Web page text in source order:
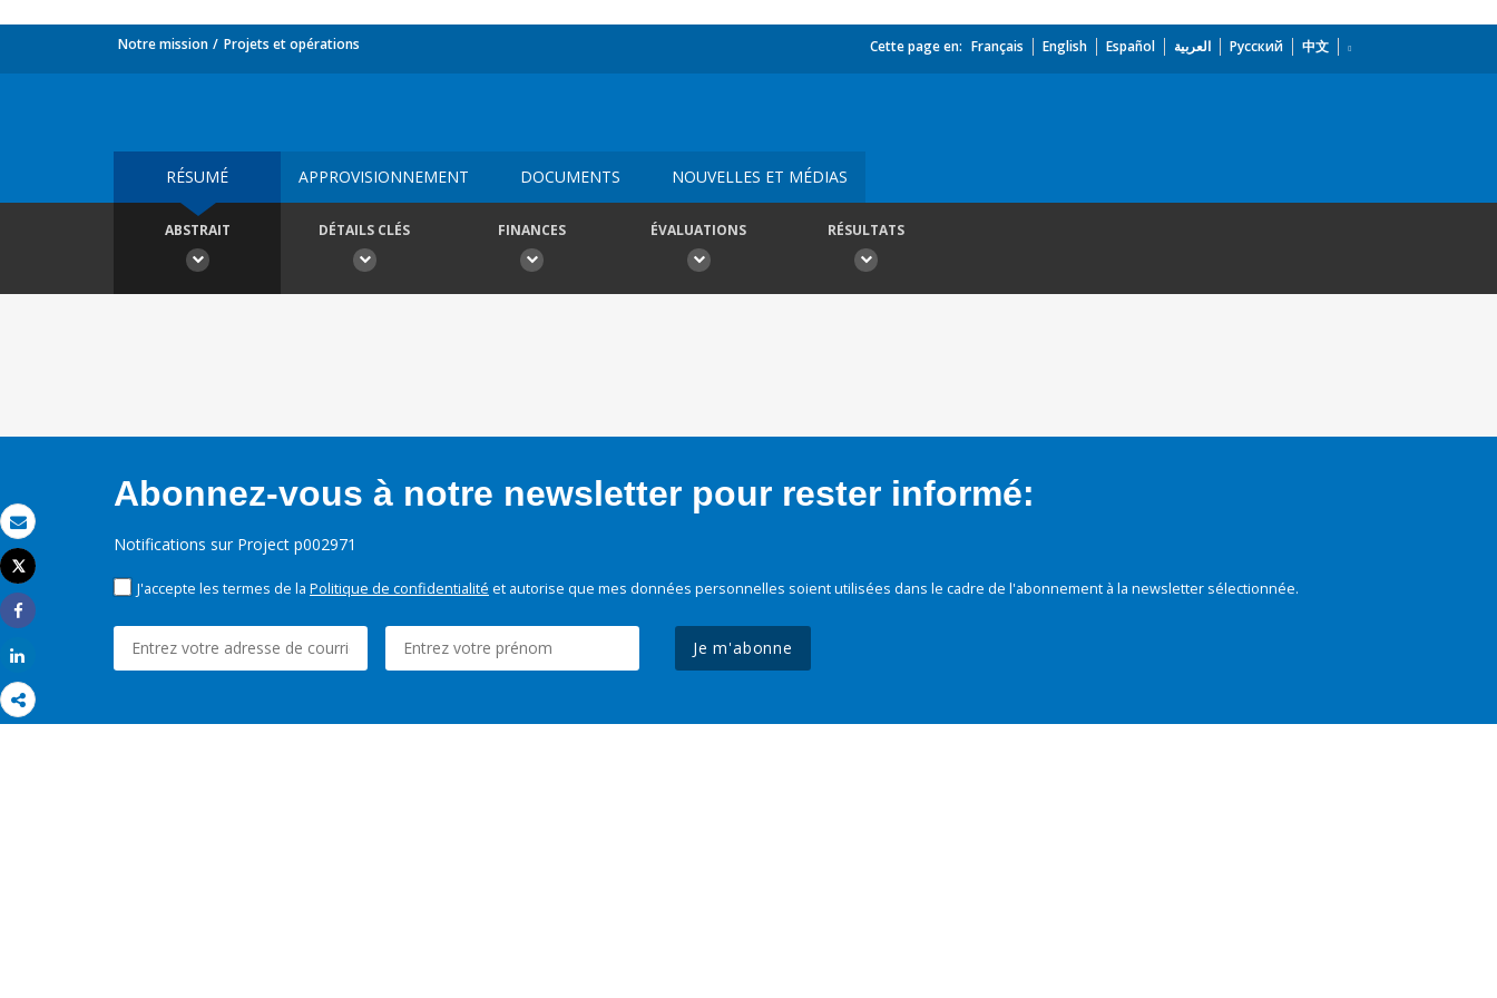
Email
Imprimer
Tweet
Share
Notre mission Projets et opérations Cette page en: Français English Español العربية Русский 中文
RÉSUMÉ APPROVISIONNEMENT DOCUMENTS NOUVELLES ET MÉDIAS
ABSTRAIT DÉTAILS CLÉS FINANCES ÉVALUATIONS RÉSULTATS
Abonnez-vous à notre newsletter pour rester informé:
Notifications sur Project p002971
J'accepte les termes de la Politique de confidentialité et autorise que mes données personnelles soient utilisées dans le cadre de l'abonnement à la newsletter sélectionnée.
Je m'abonne